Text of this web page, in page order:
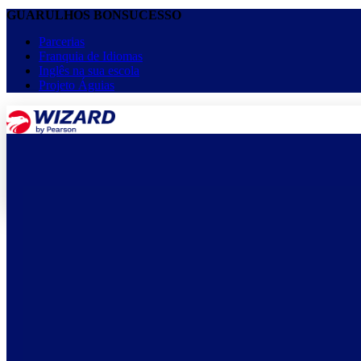
GUARULHOS BONSUCESSO
Parcerias
Franquia de Idiomas
Inglês na sua escola
Projeto Águias